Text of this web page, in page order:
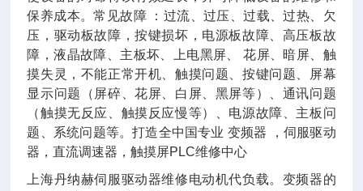
保养成本。常见故障 ：过流、过压、过载、过热、欠
压，驱动板故障，按键损坏，电源板故障、高压板故
障，液晶故障、主板坏、上电黑屏、 花屏、暗屏、触
摸失灵，不能正常开机、触摸问题、按键问题、屏幕
显示问题（屏碎、花屏、白屏、黑屏等）、通讯问题
（触摸无反应、触摸反应慢等）、电源故障、主板问
题、系统问题等。打造全中国专业 变频器 ，伺服驱动
器，直流调速器，触摸屏PLC维修中心
上海丹纳赫伺服驱动器维修电动机代负载。变频器的